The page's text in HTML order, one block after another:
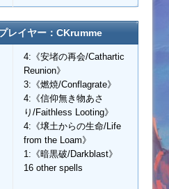
レイヤー：CKrumme
4:《安堵の再会/Cathartic
Reunion》
3:《燃焼/Conflagrate》
4:《信仰無き物あさ
り/Faithless Looting》
4:《壌土からの生命/Life
from the Loam》
1:《暗黒破/Darkblast》
16 other spells